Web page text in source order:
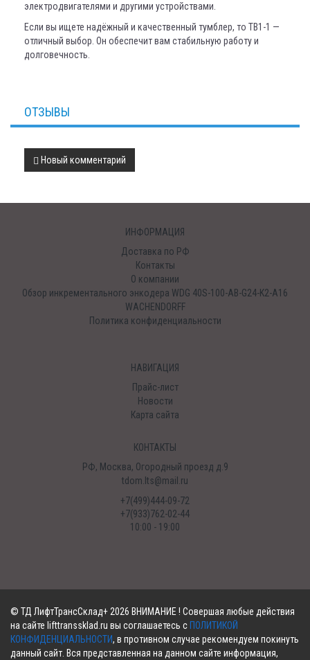
электродвигателями и другими устройствами.
Если вы ищете надёжный и качественный тумблер, то ТВ1-1 —
отличный выбор. Он обеспечит вам стабильную работу и
долговечность.
ОТЗЫВЫ
Новый комментарий
ИНФОРМАЦИЯ
Доставка по РФ
Контакты
О компании
Обзор инкрементального энкодера WDG 40S-100-AB-G24-K2-A16
WACHENDORFF
Политика конфиденциальности
НАВИГАЦИЯ
Прайс-лист
Новости
Карта сайта
КОНТАКТЫ
РФ, Москва, Огородный проезд д.9
tdom.lts@mail.ru
+7(499)444-09-72
+7(933)762-02-44
10:00 - 19:00
© ТД ЛифтТрансСклад+ 2026 ВНИМАНИЕ ! Совершая любые действия
на сайте lifttranssklad.ru вы соглашаетесь с ПОЛИТИКОЙ
КОНФИДЕНЦИАЛЬНОСТИ, в противном случае рекомендуем покинуть
данный сайт. Вся представленная на данном сайте информация,